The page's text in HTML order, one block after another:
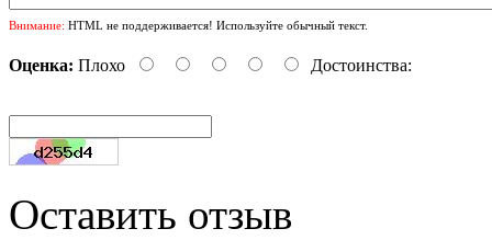
Внимание: HTML не поддерживается! Используйте обычный текст.
Оценка: Плохо Достоинства:
Оставить отзыв